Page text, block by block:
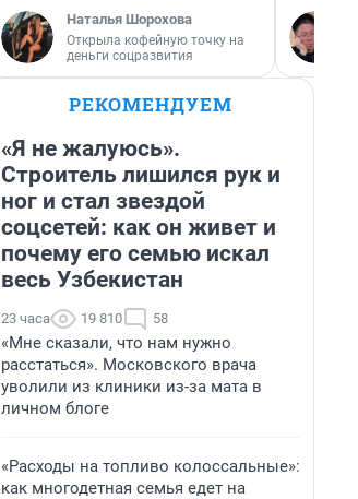
Наталья Шорохова
Открыла кофейную точку на
деньги соцразвития
РЕКОМЕНДУЕМ
«Я не жалуюсь».
Строитель лишился рук и
ног и стал звездой
соцсетей: как он живет и
почему его семью искал
весь Узбекистан
23 часа 19 810 58
«Мне сказали, что нам нужно
расстаться». Московского врача
уволили из клиники из-за мата в
личном блоге
«Расходы на топливо колоссальные»:
как многодетная семья едет на